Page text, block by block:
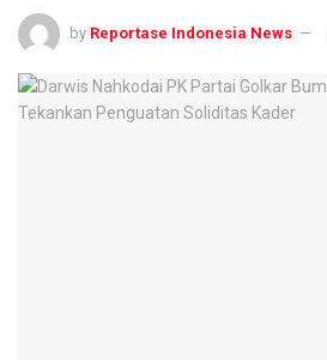
by Reportase Indonesia News